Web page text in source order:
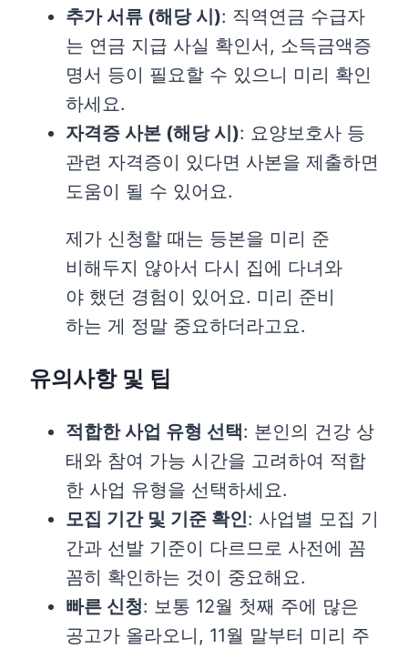
추가 서류 (해당 시): 직역연금 수급자
는 연금 지급 사실 확인서, 소득금액증
명서 등이 필요할 수 있으니 미리 확인
하세요.
자격증 사본 (해당 시): 요양보호사 등
관련 자격증이 있다면 사본을 제출하면
도움이 될 수 있어요.
제가 신청할 때는 등본을 미리 준
비해두지 않아서 다시 집에 다녀와
야 했던 경험이 있어요. 미리 준비
하는 게 정말 중요하더라고요.
유의사항 및 팁
적합한 사업 유형 선택: 본인의 건강 상
태와 참여 가능 시간을 고려하여 적합
한 사업 유형을 선택하세요.
모집 기간 및 기준 확인: 사업별 모집 기
간과 선발 기준이 다르므로 사전에 꼼
꼼히 확인하는 것이 중요해요.
빠른 신청: 보통 12월 첫째 주에 많은
공고가 올라오니, 11월 말부터 미리 주